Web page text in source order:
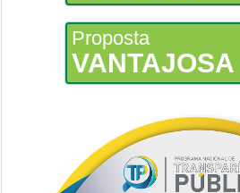
Proposta
VANTAJOSA